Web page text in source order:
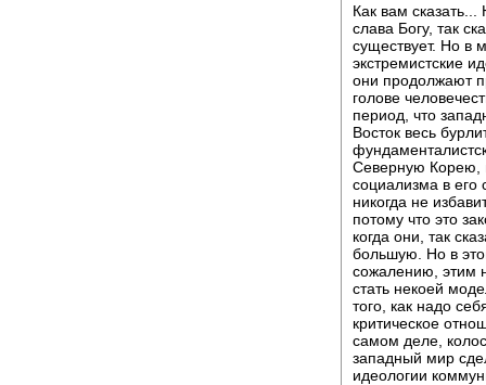
Как вам
слава Богу, так
существует. Но в
экстремистские
они продолжают
голове
период, что
Восток весь
Северную Корею,
социализма в его
никогда не
потому что это
когда они, так
большую. Но в
сожалению, этим
стать некоей
того, как надо
критическое
самом деле,
западный мир
идеологии